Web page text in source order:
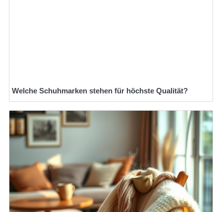
Welche Schuhmarken stehen für höchste Qualität?